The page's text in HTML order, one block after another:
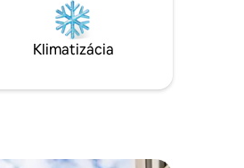
Klimatizácia